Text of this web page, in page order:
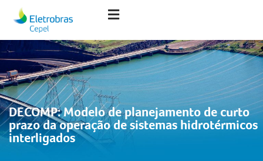
DECOMP: Modelo de planejamento de curto
prazo da operação de sistemas hidrotérmicos
interligados